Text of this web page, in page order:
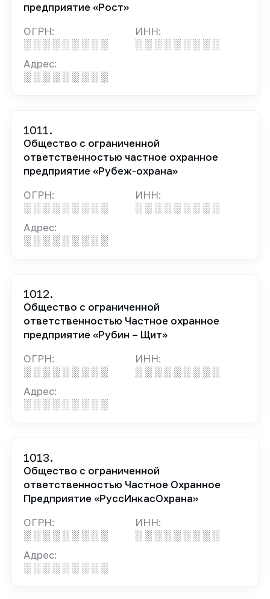
предприятие «Рост»
ОГРН:
░ ░ ░ ░ ░ ░ ░ ░ ░
ИНН:
░ ░ ░ ░ ░ ░ ░ ░ ░
Адрес:
░ ░ ░ ░ ░ ░ ░ ░ ░
1011.
Общество с ограниченной
ответственностью частное охранное
предприятие «Рубеж-охрана»
ОГРН:
░ ░ ░ ░ ░ ░ ░ ░ ░
ИНН:
░ ░ ░ ░ ░ ░ ░ ░ ░
Адрес:
░ ░ ░ ░ ░ ░ ░ ░ ░
1012.
Общество с ограниченной
ответственностью Частное охранное
предприятие «Рубин – Щит»
ОГРН:
░ ░ ░ ░ ░ ░ ░ ░ ░
ИНН:
░ ░ ░ ░ ░ ░ ░ ░ ░
Адрес:
░ ░ ░ ░ ░ ░ ░ ░ ░
1013.
Общество с ограниченной
ответственностью Частное Охранное
Предприятие «РуссИнкасОхрана»
ОГРН:
░ ░ ░ ░ ░ ░ ░ ░ ░
ИНН:
░ ░ ░ ░ ░ ░ ░ ░ ░
Адрес:
░ ░ ░ ░ ░ ░ ░ ░ ░